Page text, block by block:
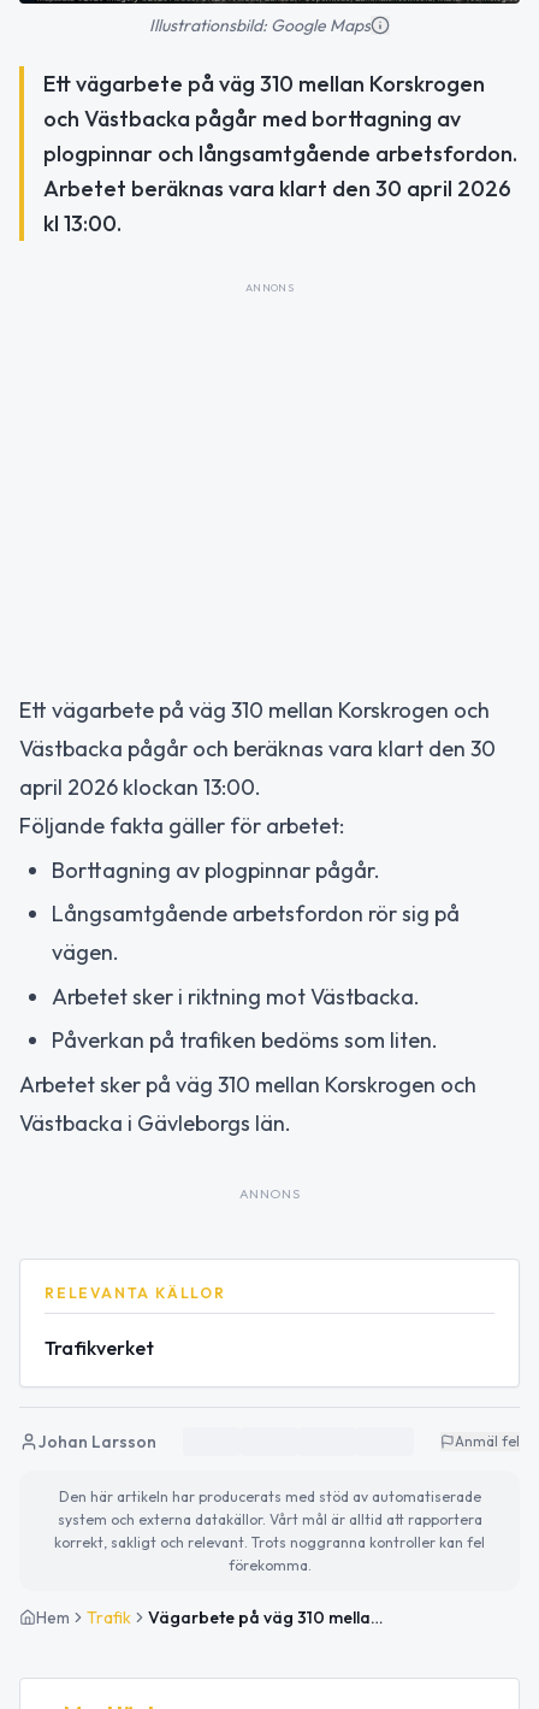
Illustrationsbild: Google Maps
Ett vägarbete på väg 310 mellan Korskrogen
och Västbacka pågår med borttagning av
plogpinnar och långsamtgående arbetsfordon.
Arbetet beräknas vara klart den 30 april 2026
kl 13:00.
ANNONS
Ett vägarbete på väg 310 mellan Korskrogen och
Västbacka pågår och beräknas vara klart den 30
april 2026 klockan 13:00.
Följande fakta gäller för arbetet:
Borttagning av plogpinnar pågår.
Långsamtgående arbetsfordon rör sig på
vägen.
Arbetet sker i riktning mot Västbacka.
Påverkan på trafiken bedöms som liten.
Arbetet sker på väg 310 mellan Korskrogen och
Västbacka i Gävleborgs län.
ANNONS
RELEVANTA KÄLLOR
Trafikverket
Johan Larsson Anmäl fel
Den här artikeln har producerats med stöd av automatiserade
system och externa datakällor. Vårt mål är alltid att rapportera
korrekt, sakligt och relevant. Trots noggranna kontroller kan fel
förekomma.
Hem Trafik Vägarbete på väg 310 mellan Korskrogen och Västbacka medför långsamtgående fordon